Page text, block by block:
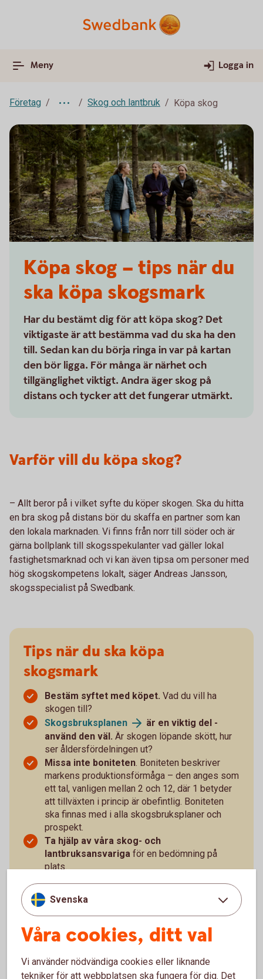
Meny Logga in
Företag Skog och lantbruk Köpa skog
Köpa skog – tips när du
ska köpa skogsmark
Har du bestämt dig för att köpa skog? Det
viktigaste är att bestämma vad du ska ha den
till. Sedan kan du börja ringa in var på kartan
den bör ligga. För många är närhet och
tillgänglighet viktigt. Andra äger skog på
distans och tycker att det fungerar utmärkt.
Varför vill du köpa skog?
– Allt beror på i vilket syfte du köper skogen. Ska du hitta
en bra skog på distans bör du skaffa en partner som kan
den lokala marknaden. Vi finns från norr till söder och är
gärna bollplank till skogsspekulanter vad gäller lokal
fastighetsmarknad och vi kan även tipsa om personer med
hög skogskompetens lokalt, säger Andreas Jansson,
skogsspecialist på Swedbank.
Tips när du ska köpa
skogsmark
Bestäm syftet med köpet. Vad du vill ha
skogen till?
Skogsbruksplanen
är en viktig del -
använd den väl. Är skogen löpande skött, hur
ser åldersfördelningen ut?
Missa inte boniteten. Boniteten beskriver
markens produktionsförmåga – den anges som
ett tal, vanligen mellan 2 och 12, där 1 betyder
att tillväxten i princip är obefintlig. Boniteten
ska finnas med i alla skogsbruksplaner och
prospekt.
Ta hjälp av våra skog- och
lantbruksansvariga för en bedömning på
plats.
eller är marken kuperad?
Tänk till kring finansiering,
räkna, analysera
och ta kontakt med banken i tid.
Tänk framåt, skogsbruk är långsiktigt.
Försök att förutse det oväntade
anspråk kan kommuner och andra myndigheter
tänkas ha på fastigheten i framtiden, för
Svenska
Våra cookies, ditt val
Vi använder nödvändiga cookies eller liknande
tekniker för att webbplatsen ska fungera för dig. Det